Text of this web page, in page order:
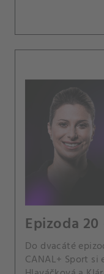
Epizoda
Do dvacáté
CANAL+ Sport si